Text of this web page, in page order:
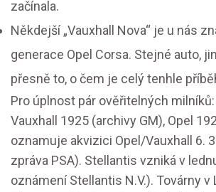
začínala.
Někdejší „Vauxhall Nova“ je u nás
generace Opel Corsa. Stejné auto,
přesně to, o čem je celý tenhle
Pro úplnost pár ověřitelných
Vauxhall 1925 (archivy GM), Opel
oznamuje akvizici Opel/Vauxhall 6.
zpráva PSA). Stellantis vzniká v
oznámení Stellantis N.V.). Továrny v